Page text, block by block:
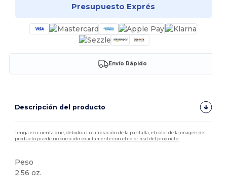
Presupuesto Exprés
Envío Rápido
Descripción del producto
Tenga en cuenta que, debido a la calibración de la pantalla, el color de la imagen del
producto puede no coincidir exactamente con el color real del producto.
Peso
2.56 oz.